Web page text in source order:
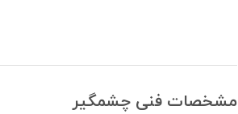
مشخصات فنی چشمگیر